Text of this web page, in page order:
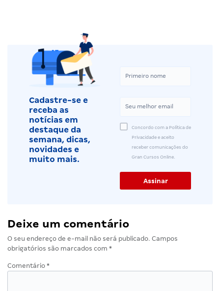
Cadastre-se e
receba as
notícias em
destaque da
semana, dicas,
novidades e
muito mais.
Concordo com a Política de
Privacidade e aceito
receber comunicações do
Gran Cursos Online.
Deixe um comentário
O seu endereço de e-mail não será publicado. Campos
obrigatórios são marcados com *
Comentário *